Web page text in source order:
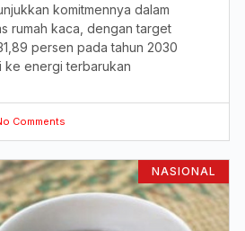
komitmennya dalam
rumah kaca, dengan target
persen pada tahun 2030
ke energi terbarukan
Comments
NASIONAL